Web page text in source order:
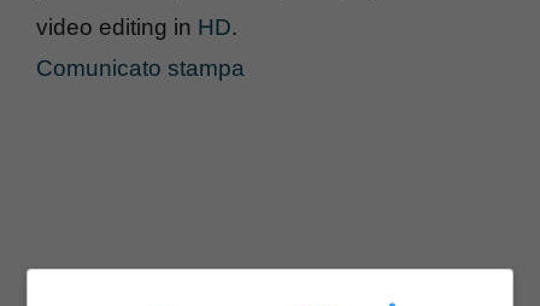
video editing in HD.
Comunicato stampa